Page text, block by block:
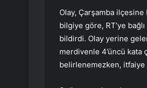
Olay, Çarşamba ilçesine
bilgiye göre, RT’ye
bildirdi. Olay yerine
merdivenle 4’üncü kata
belirlenemezken,